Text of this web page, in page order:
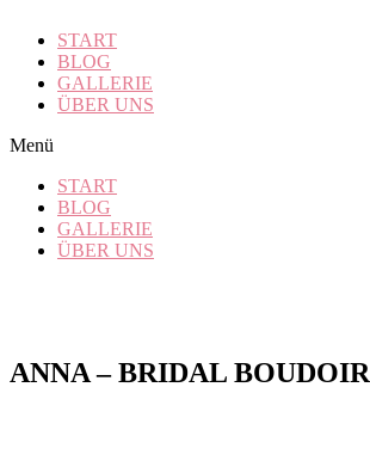
START
BLOG
GALLERIE
ÜBER UNS
Menü
START
BLOG
GALLERIE
ÜBER UNS
ANNA – BRIDAL BOUDOIR